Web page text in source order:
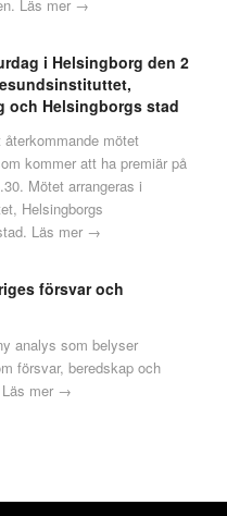
Läs mer →
i Helsingborg den 2
och Helsingborgs stad
mötet
kommer att ha premiär på
Mötet arrangeras i
Helsingborgs
Läs mer →
försvar och
analys som belyser
försvar, beredskap och
Läs mer →